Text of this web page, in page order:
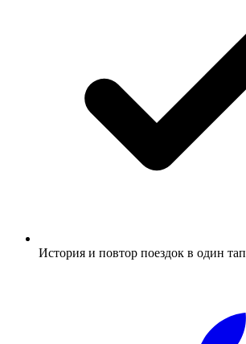
История и повтор поездок в один тап